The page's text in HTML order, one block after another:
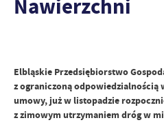
Nawierzchni
Elbląskie Przedsiębiorstwo
z ograniczoną odpowiedzialnością
umowy, już w listopadzie
z zimowym utrzymaniem dróg w